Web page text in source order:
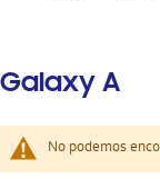
Galaxy A
No podemos